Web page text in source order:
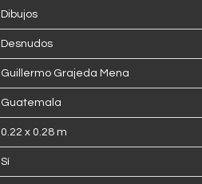
Dibujos
Desnudos
Guillermo Grajeda Mena
Guatemala
0.22 x 0.28 m
Sí